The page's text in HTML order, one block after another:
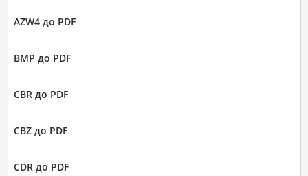
AZW4 до PDF
BMP до PDF
CBR до PDF
CBZ до PDF
CDR до PDF